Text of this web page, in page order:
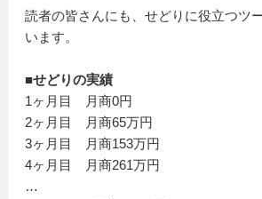
読者の皆さんにも、せどりに役立つツ
います。
■せどりの実績
1ヶ月目 月商0円
2ヶ月目 月商65万円
3ヶ月目 月商153万円
4ヶ月目 月商261万円
…